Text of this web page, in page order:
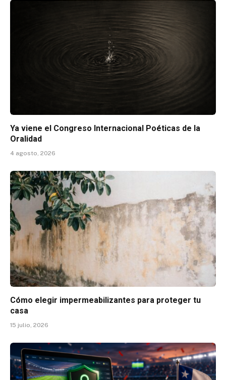
Ya viene el Congreso Internacional Poéticas de la
Oralidad
4 agosto, 2026
Cómo elegir impermeabilizantes para proteger tu
casa
15 julio, 2026